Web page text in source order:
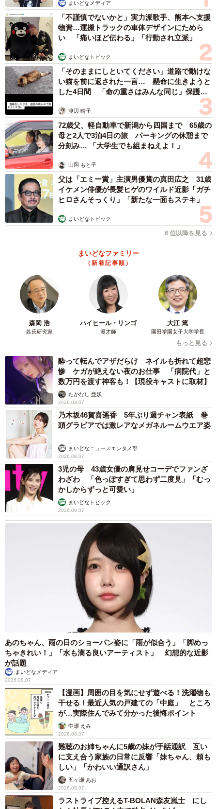
まいどなメディア
「不謹慎でないかと」実力派歌手、熊本へ支援
物資…運搬トラックの車体デザインにためら
い 「痛いほど伝わる」「行動され立派」
まいどなトピック
「そのままにしといてください」道路で動けな
い猫を前に返された一言… 懸命に生きようと
した4日間 「命の重さはみんな同じ」保護団
渡辺 晴子
72歳父、軽自動車で新潟から四国まで 65歳の
母と2人で3泊4日の旅 パーキングの休憩まで
分刻み… 「大学生でも組まねえよ！」
山岡 もと子
父は「エミー賞」主演男優賞の真田広之 31歳
イケメン俳優が長髪ヒゲのワイルド近影「ガチ
ヒロさんそっくり」「新たな一面もステキ」
まいどなトピック
６位以降を見る
まいどなファミリー
（新着記事順）
森岡 浩
姓氏研究家
ハイヒール・リンゴ
漫才師
大江 篤
園田学園女子大学学長
もっと見る
酔って転んでアザだらけ ネイルも折れて超悲
惨 ケガが絶えない夜のお仕事 「病院代」と
数万円を渡す神客も！【現役キャストに取材】
たかなし 亜妖
2026.08.07
乃木坂46賀喜遥香 5年ぶり週チャン表紙 巻
頭グラビアでは激レアなメガネルームウエア姿
まいどなニュースエンタメ部
2026.08.07
3児の母 43歳女優の肩見せコーデでファンざ
わざわ 「色っぽすぎて思わず二度見」「むっ
かしからずっと可愛い」
まいどなトピック
2026.08.07
あのちゃん、雨の日のショーパン姿に「雨が似合う」「脚めっ
ちゃきれい！」「水も滴る良いアーティスト」 幻想的な近影
が話題
まいどなメディア
2026.08.07
【漫画】周囲の目を気にせず遊べる！洗濯物も
干せる！最近人気の戸建ての「中庭」 ところ
が…実際住んでみて分かった後悔ポイント
中瀬 えみ
2026.08.07
難聴のお姉ちゃんに5歳の妹が手話通訳 互い
に支え合う家族の日常に反響「妹ちゃん、頼も
しい」「かわいい通訳さん」
五ヶ瀬 あお
2026.08.07
ラストライブ控えるT-BOLAN森友嵐士 にし